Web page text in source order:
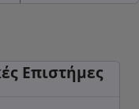
Επιστήμες